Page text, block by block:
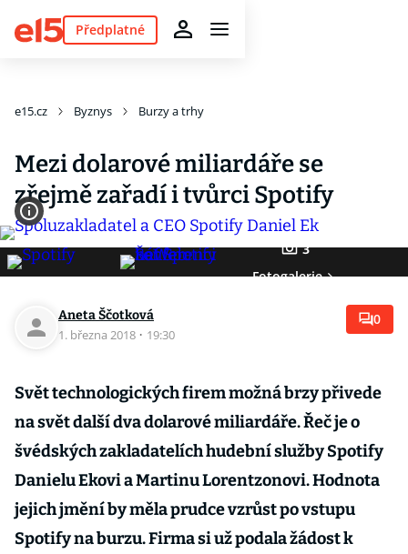
Předplatné
e15.cz Byznys Burzy a trhy
Mezi dolarové miliardáře se
zřejmě zařadí i tvůrci Spotify
3
Fotogalerie
Aneta Ščotková
1. března 2018 · 19:30
0
Svět technologických firem možná brzy přivede
na svět další dva dolarové miliardáře. Řeč je o
švédských zakladatelích hudební služby Spotify
Danielu Ekovi a Martinu Lorentzonovi. Hodnota
jejich jmění by měla prudce vzrůst po vstupu
Spotify na burzu. Firma si už podala žádost k